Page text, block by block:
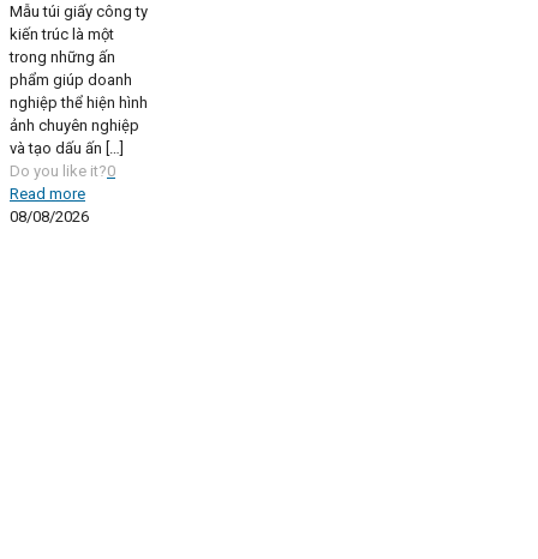
Mẫu túi giấy công ty
kiến trúc là một
trong những ấn
phẩm giúp doanh
nghiệp thể hiện hình
ảnh chuyên nghiệp
và tạo dấu ấn
Do you like it?0
Read more
08/08/2026